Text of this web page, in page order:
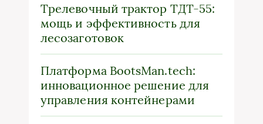
Трелевочный трактор ТДТ-55:
мощь и эффективность для
лесозаготовок
Платформа BootsMan.tech:
инновационное решение для
управления контейнерами